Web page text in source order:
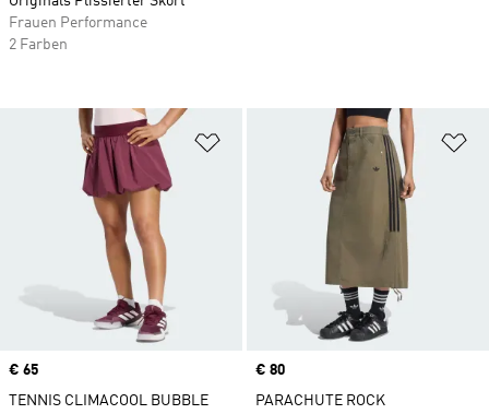
Zur Wunschliste hinzufügen
Price
€ 65
TENNIS CLIMACOOL BUBBLE
Price
€ 80
PARACHUTE ROCK
Frauen Performance
2 Farben